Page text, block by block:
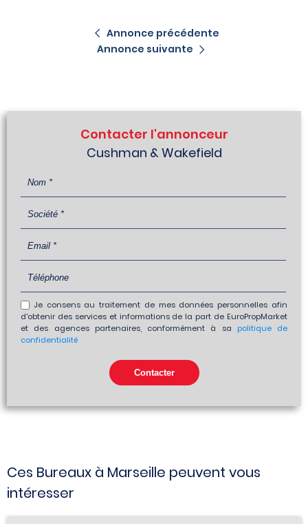
Annonce précédente
Annonce suivante
Contacter l'annonceur
Cushman & Wakefield
Je consens au traitement de mes données personnelles afin
d'obtenir des services et informations de la part de EuroPropMarket
et des agences partenaires, conformément à sa politique de
confidentialité
Ces Bureaux à Marseille peuvent vous
intéresser